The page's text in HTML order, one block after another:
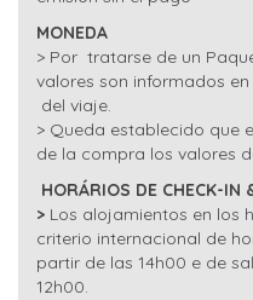
MONEDA
> Por tratarse de un
valores son informados
del viaje.
> Queda establecido que
de la compra los valores
HORÁRIOS DE CHECK-IN
> Los alojamientos en los
criterio internacional de
partir de las 14h00 e de
12h00.